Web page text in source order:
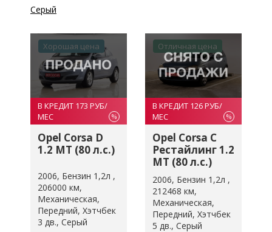
Серый
Хорошая цена
В КРЕДИТ 173 РУБ/
МЕС
%
Opel Corsa D
1.2 MT (80 л.с.)
2006 Бензин 1,2л
206000 км
Механическая
Передний Хэтчбек
3 дв. Серый
Отличная цена
В КРЕДИТ 126 РУБ/
МЕС
%
Opel Corsa C
Рестайлинг 1.2
MT (80 л.с.)
2006 Бензин 1,2л
212468 км
Механическая
Передний Хэтчбек
5 дв. Серый